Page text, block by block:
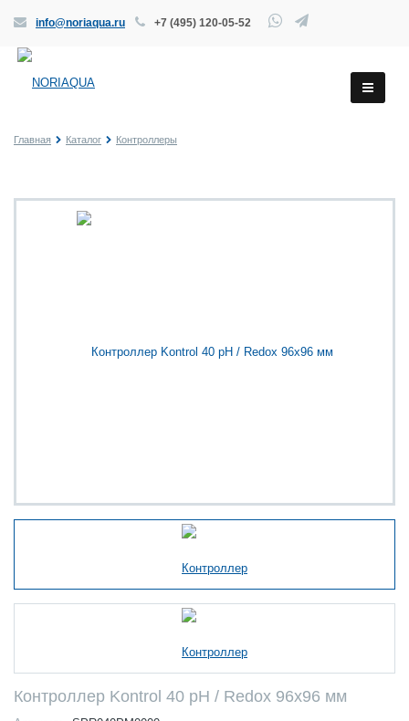
info@noriaqua.ru +7 (495) 120-05-52
Главная Каталог Контроллеры
Контроллер Kontrol 40 pH / Redox 96x96 мм